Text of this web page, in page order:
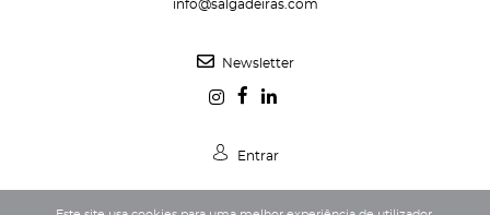
info@salgadeiras.com
Newsletter
Entrar